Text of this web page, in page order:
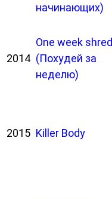
начинающих)
2014
One week shred
(Похудей за
неделю)
2015 Killer Body